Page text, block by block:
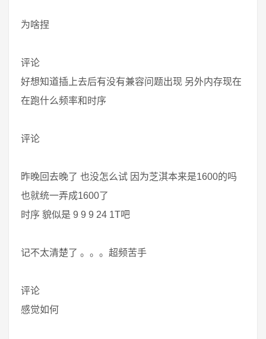
为啥捏
评论
好想知道插上去后有没有兼容问题出现 另外内存现在
在跑什么频率和时序
评论
昨晚回去晚了 也没怎么试 因为芝淇本来是1600的吗
也就统一弄成1600了
时序 貌似是 9 9 9 24 1T吧
记不太清楚了 。。。超频苦手
评论
感觉如何